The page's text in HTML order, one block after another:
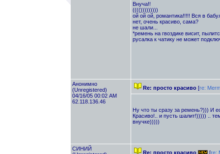
Внуча!!
(((()))))))))
ой ой ой, романтика!!!!! Вся в
нет, очень красиво, сама?
не шали...
*ремень на гвоздике висит,
русалка к чатику не может
Анонимно
(Unregistered)
04/16/05 00:02 AM
62.118.136.46
Re: просто красиво [re:
Ну что ты сразу за ремень?))) И
Красиво!.. и пусть шалит!))))) ..
внучке)))))
СИНИЙ
Re: просто красиво [re: